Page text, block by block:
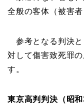
全般の客体（被害者
参考となる判決と
対して傷害致死罪
す。
東京高判判決（昭和